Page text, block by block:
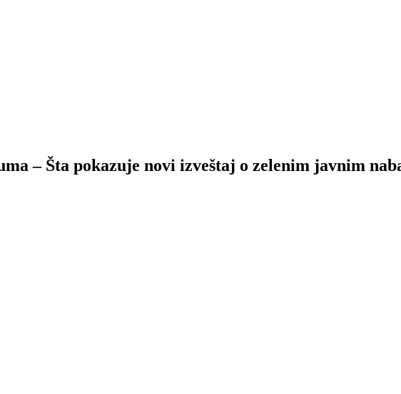
– Šta pokazuje novi izveštaj o zelenim javnim